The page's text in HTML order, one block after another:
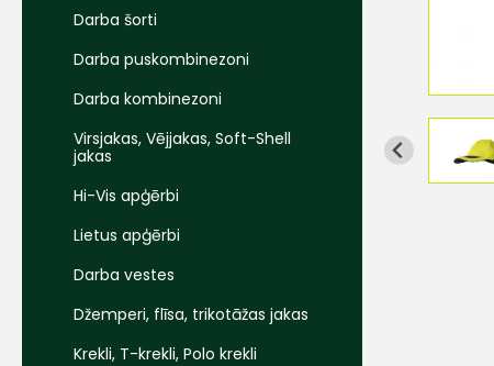
Darba šorti
Darba puskombinezoni
Darba kombinezoni
Virsjakas, Vējjakas, Soft-Shell
jakas
Hi-Vis apģērbi
Lietus apģērbi
Darba vestes
Džemperi, flīsa, trikotāžas jakas
Krekli, T-krekli, Polo krekli